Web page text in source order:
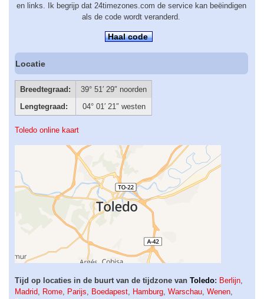
en links. Ik begrijp dat 24timezones.com de service kan beëindigen
als de code wordt veranderd.
Haal code
Locatie
Breedtegraad:
39° 51′ 29″ noorden
Lengtegraad:
04° 01′ 21″ westen
Toledo online kaart
Tijd op locaties in de buurt van de tijdzone van Toledo: Berlijn
Madrid
Rome Parijs Boedapest Hamburg Warschau Wenen